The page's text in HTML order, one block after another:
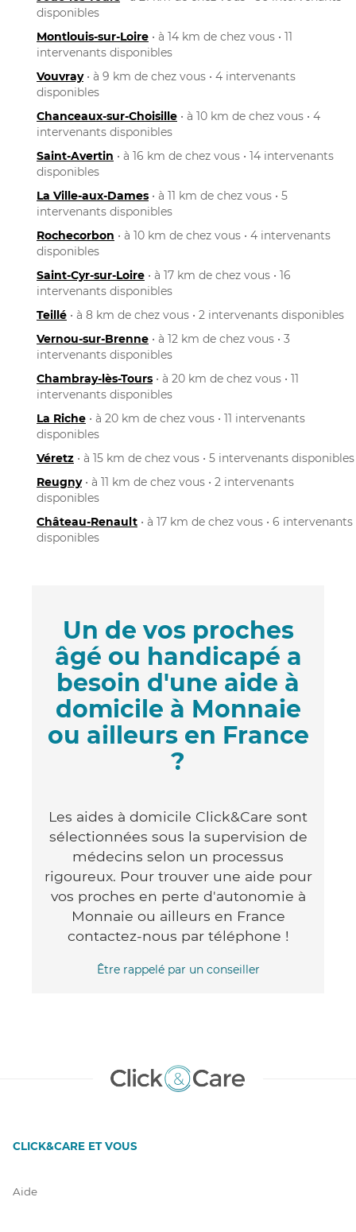
disponibles
Montlouis-sur-Loire • à 14 km de chez vous • 11
intervenants disponibles
Vouvray• à 9 km de chez vous • 4 intervenants
disponibles
Chanceaux-sur-Choisille • à 10 km de chez vous • 4
intervenants disponibles
Saint-Avertin • à 16 km de chez vous • 14 intervenants
disponibles
La Ville-aux-Dames • à 11 km de chez vous • 5
intervenants disponibles
Rochecorbon • à 10 km de chez vous • 4 intervenants
disponibles
Saint-Cyr-sur-Loire • à 17 km de chez vous • 16
intervenants disponibles
Teillé • à 8 km de chez vous • 2 intervenants disponibles
Vernou-sur-Brenne • à 12 km de chez vous • 3
intervenants disponibles
Chambray-lès-Tours • à 20 km de chez vous • 11
intervenants disponibles
La Riche • à 20 km de chez vous • 11 intervenants
disponibles
Véretz • à 15 km de chez vous • 5 intervenants disponibles
Reugny• à 11 km de chez vous • 2 intervenants
disponibles
Château-Renault • à 17 km de chez vous • 6 intervenants
disponibles
Un de vos proches
âgé ou handicapé a
besoin d'une aide à
domicile à Monnaie
ou ailleurs en France
?
Les aides à domicile Click&Care sont
sélectionnées sous la supervision de
médecins selon un processus
rigoureux. Pour trouver une aide pour
vos proches en perte d'autonomie à
Monnaie ou ailleurs en France
contactez-nous par téléphone !
Être rappelé par un conseiller
CLICK&CARE ET VOUS
Aide